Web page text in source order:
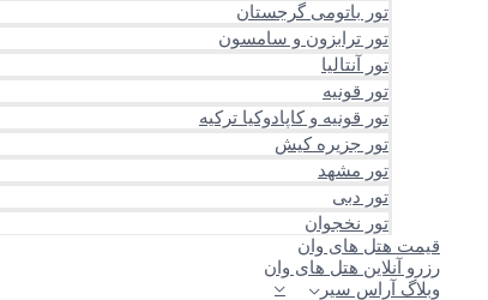
تور باتومی گرجستان
تور ترابزون و سامسون
تور آنتالیا
تور قونیه
تور قونیه و کاپادوکیا ترکیه
تور جزیره کیش
تور مشهد
تور دبی
تور نخجوان
قیمت هتل های وان
رزرو آنلاین هتل های وان
وبلاگ آراس سیر